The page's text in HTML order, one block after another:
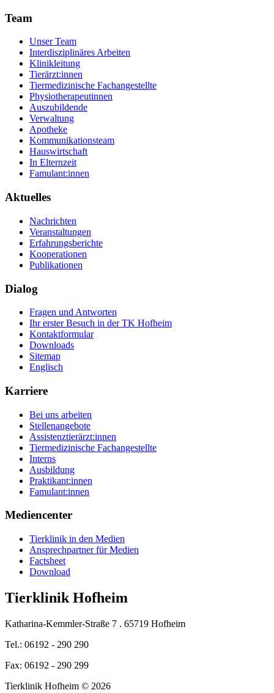
Team
Unser Team
Interdisziplinäres Arbeiten
Klinikleitung
Tierärzt:innen
Tiermedizinische Fachangestellte
Physiotherapeutinnen
Auszubildende
Verwaltung
Apotheke
Kommunikationsteam
Hauswirtschaft
In Elternzeit
Famulant:innen
Aktuelles
Nachrichten
Veranstaltungen
Erfahrungsberichte
Kooperationen
Publikationen
Dialog
Fragen und Antworten
Ihr erster Besuch in der TK Hofheim
Kontaktformular
Downloads
Sitemap
Englisch
Karriere
Bei uns arbeiten
Stellenangebote
Assistenztierärzt:innen
Tiermedizinische Fachangestellte
Interns
Ausbildung
Praktikant:innen
Famulant:innen
Mediencenter
Tierklinik in den Medien
Ansprechpartner für Medien
Factsheet
Download
Tierklinik Hofheim
Katharina-Kemmler-Straße 7 . 65719 Hofheim
Tel.: 06192 - 290 290
Fax: 06192 - 290 299
Tierklinik Hofheim © 2026